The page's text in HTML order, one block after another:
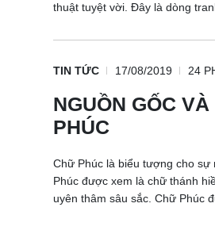
thuật tuyệt vời. Đây là dòng
TIN TỨC 17/08/2019 24
NGUỒN GỐC
PHÚC
Chữ Phúc là biểu tượng cho sự
Phúc được xem là chữ thánh
uyên thâm sâu sắc. Chữ Phúc